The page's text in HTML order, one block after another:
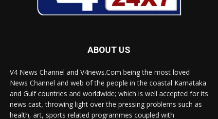
ABOUT US
V4 News Channel and V4news.Com being the most loved
News Channel and web of the people in the coastal Karnataka
and Gulf countries and worldwide; which is well accepted for its
news cast, throwing light over the pressing problems such as
health, art, sports related programmes coupled with